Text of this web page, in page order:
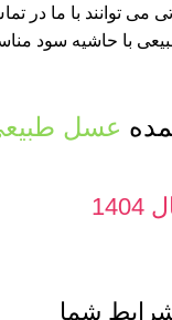
می توانند با ما در
با حاشیه سود
عسل
شرایط شما